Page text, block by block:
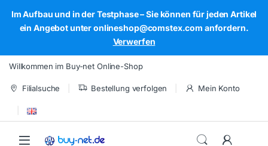
Im Aufbau und in der Testphase – Sie können für jeden Artikel
ein Angebot unter onlineshop@comstex.com anfordern.
Verwerfen
Skip to navigation
Skip to content
Willkommen im Buy-net Online-Shop
Filialsuche Bestellung verfolgen Mein Konto
Open